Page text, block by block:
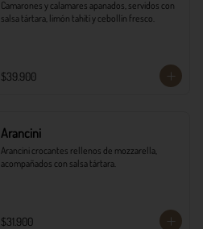
Camarones y calamares apanados, servidos con
salsa tártara, limón tahití y cebollín fresco.
$39.900
Arancini
Arancini crocantes rellenos de mozzarella,
acompañados con salsa tártara.
$31.900